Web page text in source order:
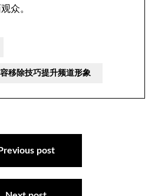
众。
移除技巧提升频道形象
Previous post